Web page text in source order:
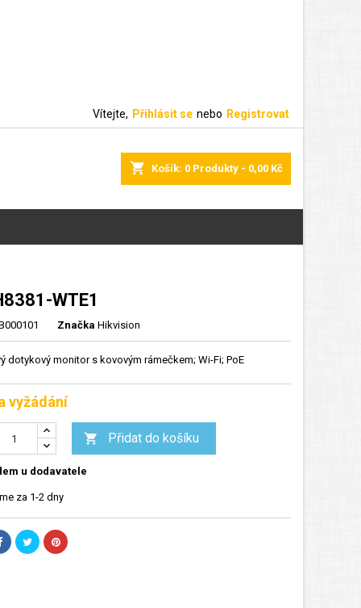
Vítejte, Přihlásit se nebo Registrovat
shopping_cart Košík: 0 Produkty - 0,00 Kč
WTE1
Značka Hikvision
dotykový monitor s kovovým rámečkem; Wi-Fi; PoE
vyžádání
 Přidat do košíku
u dodavatele
za 1-2 dny